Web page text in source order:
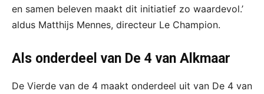
en samen beleven maakt dit initiatief zo waardevol.’
aldus Matthijs Mennes, directeur Le Champion.
Als onderdeel van De 4 van Alkmaar
De Vierde van de 4 maakt onderdeel uit van De 4 van